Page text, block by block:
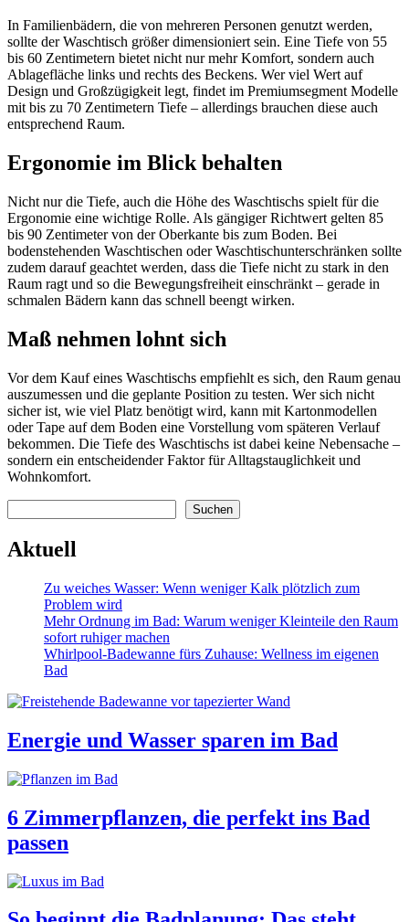
In Familienbädern, die von mehreren Personen genutzt werden,
sollte der Waschtisch größer dimensioniert sein. Eine Tiefe von 55
bis 60 Zentimetern bietet nicht nur mehr Komfort, sondern auch
Ablagefläche links und rechts des Beckens. Wer viel Wert auf
Design und Großzügigkeit legt, findet im Premiumsegment Modelle
mit bis zu 70 Zentimetern Tiefe – allerdings brauchen diese auch
entsprechend Raum.
Ergonomie im Blick behalten
Nicht nur die Tiefe, auch die Höhe des Waschtischs spielt für die
Ergonomie eine wichtige Rolle. Als gängiger Richtwert gelten 85
bis 90 Zentimeter von der Oberkante bis zum Boden. Bei
bodenstehenden Waschtischen oder Waschtischunterschränken sollte
zudem darauf geachtet werden, dass die Tiefe nicht zu stark in den
Raum ragt und so die Bewegungsfreiheit einschränkt – gerade in
schmalen Bädern kann das schnell beengt wirken.
Maß nehmen lohnt sich
Vor dem Kauf eines Waschtischs empfiehlt es sich, den Raum genau
auszumessen und die geplante Position zu testen. Wer sich nicht
sicher ist, wie viel Platz benötigt wird, kann mit Kartonmodellen
oder Tape auf dem Boden eine Vorstellung vom späteren Verlauf
bekommen. Die Tiefe des Waschtischs ist dabei keine Nebensache –
sondern ein entscheidender Faktor für Alltagstauglichkeit und
Wohnkomfort.
Suchen
Aktuell
Zu weiches Wasser: Wenn weniger Kalk plötzlich zum
Problem wird
Mehr Ordnung im Bad: Warum weniger Kleinteile den Raum
sofort ruhiger machen
Whirlpool-Badewanne fürs Zuhause: Wellness im eigenen
Bad
Energie und Wasser sparen im Bad
6 Zimmerpflanzen, die perfekt ins Bad
passen